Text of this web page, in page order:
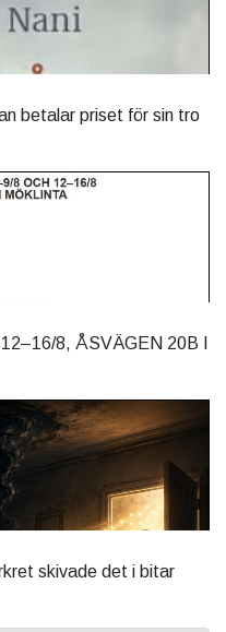
betalar priset för sin tro
8, ÅSVÄGEN 20B I
skivade det i bitar